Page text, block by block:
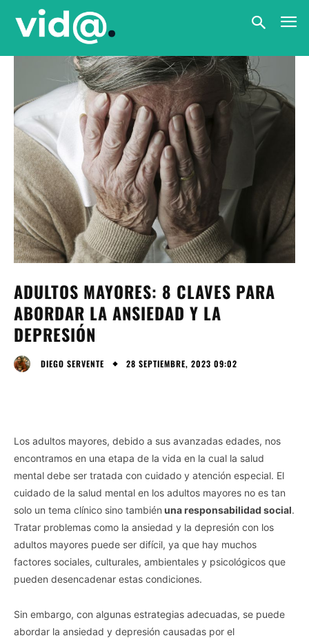
ADULTOS MAYORES: 8 CLAVES PARA
ABORDAR LA ANSIEDAD Y LA
DEPRESIÓN
DIEGO SERVENTE 28 SEPTIEMBRE, 2023 09:02
Los adultos mayores, debido a sus avanzadas edades, nos
encontramos en una etapa de la vida en la cual la salud
mental debe ser tratada con cuidado y atención especial. El
cuidado de la salud mental en los adultos mayores no es tan
solo un tema clínico sino también una responsabilidad social.
Tratar problemas como la ansiedad y la depresión con los
adultos mayores puede ser difícil, ya que hay muchos
factores sociales, culturales, ambientales y psicológicos que
pueden desencadenar estas condiciones.
Sin embargo, con algunas estrategias adecuadas, se puede
abordar la ansiedad y depresión causadas por el